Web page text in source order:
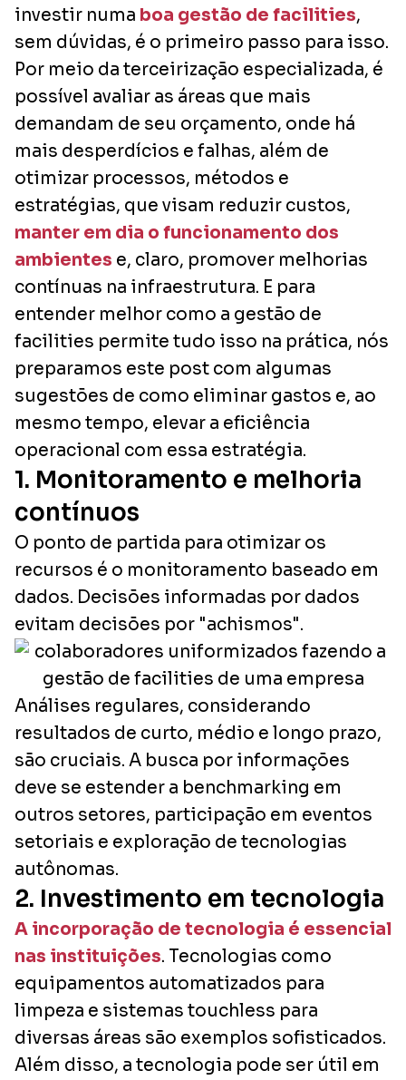
investir numa boa gestão de facilities,
sem dúvidas, é o primeiro passo para isso.
Por meio da terceirização especializada, é
possível avaliar as áreas que mais
demandam de seu orçamento, onde há
mais desperdícios e falhas, além de
otimizar processos, métodos e
estratégias, que visam reduzir custos,
manter em dia o funcionamento dos
ambientes e, claro, promover melhorias
contínuas na infraestrutura. E para
entender melhor como a gestão de
facilities permite tudo isso na prática, nós
preparamos este post com algumas
sugestões de como eliminar gastos e, ao
mesmo tempo, elevar a eficiência
operacional com essa estratégia.
1. Monitoramento e melhoria
contínuos
O ponto de partida para otimizar os
recursos é o monitoramento baseado em
dados. Decisões informadas por dados
evitam decisões por "achismos".
Análises regulares, considerando
resultados de curto, médio e longo prazo,
são cruciais. A busca por informações
deve se estender a benchmarking em
outros setores, participação em eventos
setoriais e exploração de tecnologias
autônomas.
2. Investimento em tecnologia
A incorporação de tecnologia é essencial
nas instituições. Tecnologias como
equipamentos automatizados para
limpeza e sistemas touchless para
diversas áreas são exemplos sofisticados.
Além disso, a tecnologia pode ser útil em